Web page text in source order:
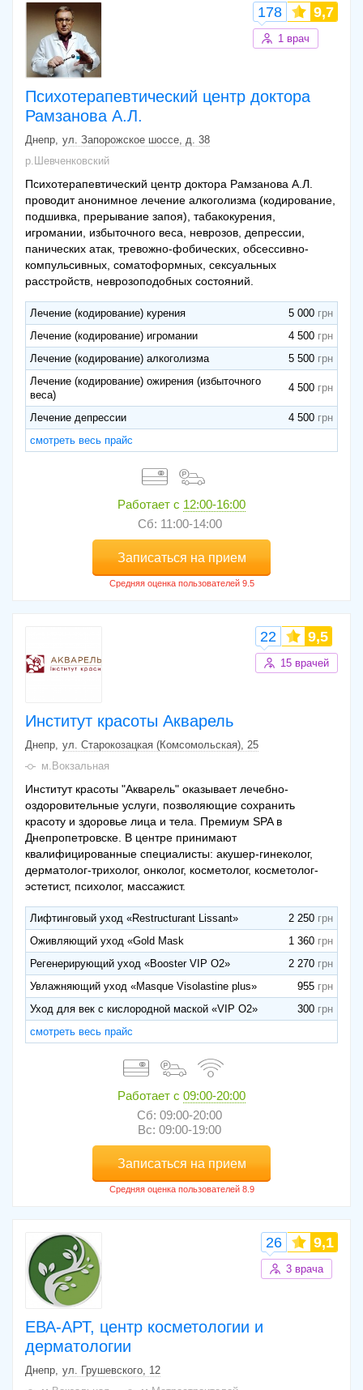
середовище, стрес. Формування плану об
Кинезиотейпирование большая зона (с
материалом)
600 грн
Забор содержимого уретры на
исследование
Массаж лица
70 грн
Проведение мягкой методики мануальной
терапии поясничного отдела
Вакцинация ВАРИЛРИКС (Бельгия)
Консультація імплантолога 300 грн
Психотерапевтический центр доктора
Рамзанова А.Л.
178 9,7
1 врач
Днепр ул. Запорожское шоссе, д. 38
р.Шевченковский
Психотерапевтический центр доктора Рамзанова А.Л.
проводит анонимное лечение алкоголизма (кодирование,
подшивка, прерывание запоя), табакокурения,
игромании, избыточного веса, неврозов, депрессии,
панических атак, тревожно-фобических, обсессивно-
компульсивных, соматоформных, сексуальных
расстройств, неврозоподобных состояний.
Лечение (кодирование) курения
5 000
Лечение (кодирование) игромании
4 500
Лечение (кодирование) алкоголизма
5 500
Лечение (кодирование) ожирения (избыточного
веса)
4 500
Лечение депрессии
4 500
смотреть весь прайс
Работает с 12:00-16:00
Сб: 11:00-14:00
Записаться на прием
Институт красоты Акварель
22 9,5
15 врачей
Днепр ул. Старокозацкая (Комсомольская), 25
м.Вокзальная
Институт красоты "Акварель" оказывает лечебно-
оздоровительные услуги, позволяющие сохранить
красоту и здоровье лица и тела. Премиум SPA в
Днепропетровске. В центре принимают
квалифицированные специалисты: акушер-гинеколог,
дерматолог-трихолог, онколог, косметолог, косметолог-
эстетист, психолог, массажист.
Лифтинговый уход «Restructurant Lissant»
2 250
Оживляющий уход «Gold Mask
1 360
Регенерирующий уход «Booster VIP O2»
2 270
Увлажняющий уход «Masque Visolastine plus»
955
Уход для век с кислородной маской «VIP O2»
300
смотреть весь прайс
Работает с 09:00-20:00
Сб: 09:00-20:00
Вс: 09:00-19:00
Записаться на прием
ЕВА-АРТ, центр косметологии и
дерматологии
26 9,1
3 врача
Днепр ул. Грушевского, 12